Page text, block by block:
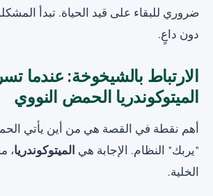
ضروري للبقاء على قيد الحياة. تبدأ
دون داعٍ.
الارتباط بالشيخوخة: عندما
الميتوكوندريا الحمض النووي
أهم نقطة في القصة هي من أين يأتي
"يربك" النظام. الإجابة هي الميتوكوندريا،
الخلية.